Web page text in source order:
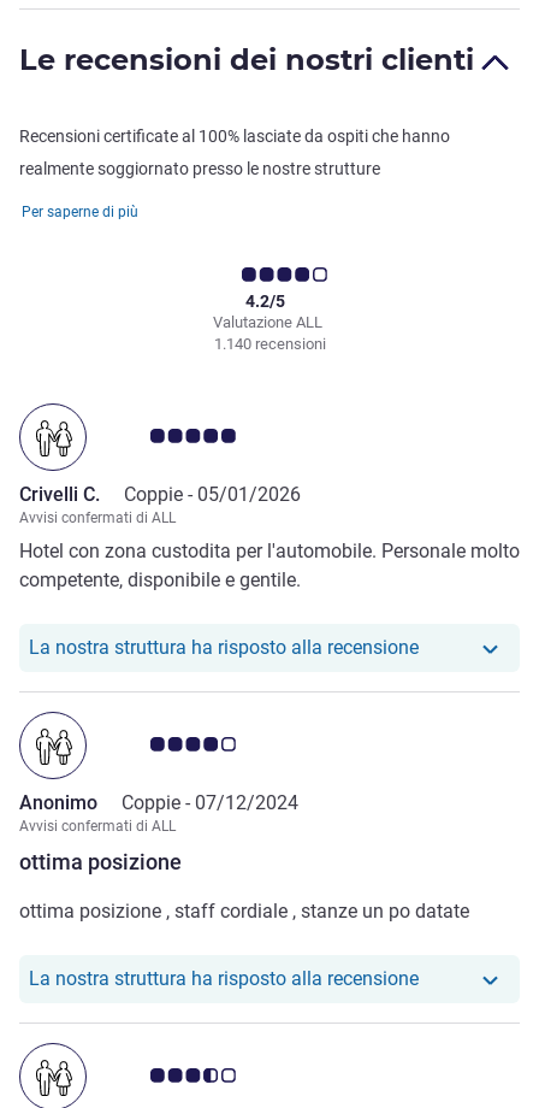
Le recensioni dei nostri clienti
Recensioni certificate al 100% lasciate da ospiti che hanno
realmente soggiornato presso le nostre strutture
Per saperne di più
Valutazione ALL
4.2/5
1.140 recensioni
Giudizio clienti 5.0/5
Crivelli C. Coppie - 05/01/2026
Avvisi confermati di ALL
Hotel con zona custodita per l'automobile. Personale molto
competente, disponibile e gentile.
La nostra struttura ha risposto alla recensioneIl nostro hotel
ottima posizione
Giudizio clienti 4.0/5
Anonimo Coppie - 07/12/2024
Avvisi confermati di ALL
ottima posizione , staff cordiale , stanze un po datate
La nostra struttura ha risposto alla recensioneIl nostro hotel
Giudizio clienti 3.5/5